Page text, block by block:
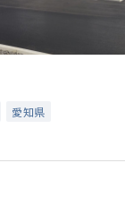
愛知県